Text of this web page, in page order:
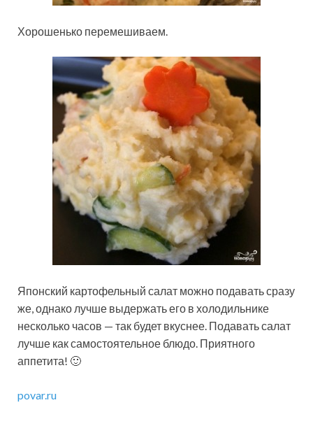
Хорошенько перемешиваем.
Японский картофельный салат можно подавать сразу
же, однако лучше выдержать его в холодильнике
несколько часов — так будет вкуснее. Подавать салат
лучше как самостоятельное блюдо. Приятного
аппетита! 🙂
povar.ru